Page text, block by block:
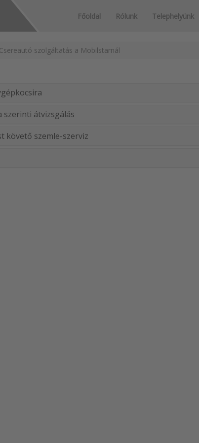
Főoldal Rólunk Telephelyünk
Csereautó szolgáltatás a Mobilstarnál
szerinti átvizsgálás
követő szemle-szerviz